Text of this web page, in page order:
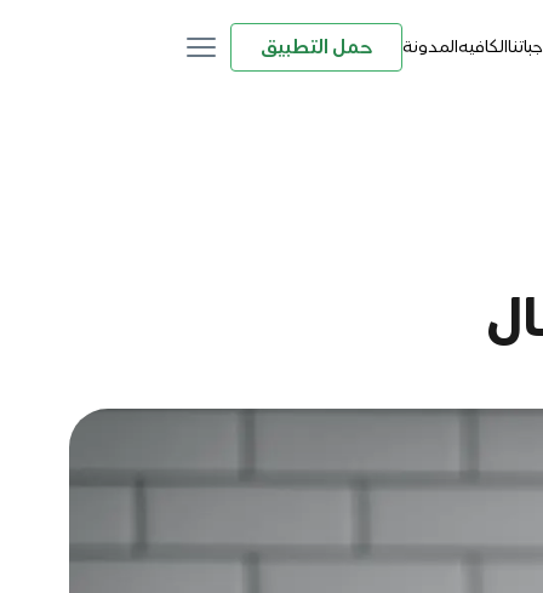
الكافيهالمدونة حمل التطبيق